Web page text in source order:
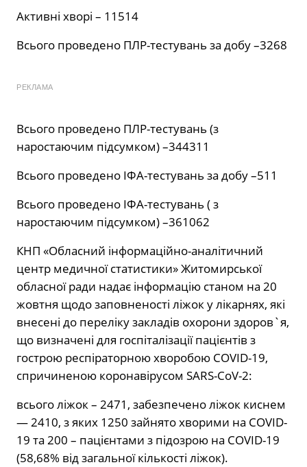
Активні хворі – 11514
Всього проведено ПЛР-тестувань за добу –3268
РЕКЛАМА
Всього проведено ПЛР-тестувань (з
наростаючим підсумком) –344311
Всього проведено ІФА-тестувань за добу –511
Всього проведено ІФА-тестувань ( з
наростаючим підсумком) –361062
КНП «Обласний інформаційно-аналітичний
центр медичної статистики» Житомирської
обласної ради надає інформацію станом на 20
жовтня щодо заповненості ліжок у лікарнях, які
внесені до переліку закладів охорони здоров`я,
що визначені для госпіталізації пацієнтів з
гострою респіраторною хворобою COVID-19,
спричиненою коронавірусом SARS-CoV-2:
всього ліжок – 2471, забезпечено ліжок киснем
— 2410, з яких 1250 зайнято хворими на COVID-
19 та 200 – пацієнтами з підозрою на COVID-19
(58,68% від загальної кількості ліжок).